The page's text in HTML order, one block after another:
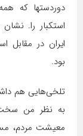
دوردستها که
استکبار را.
ایران در مقابل
بود.
تلخی‌هایی هم
به نظر من
معیشت مردم،